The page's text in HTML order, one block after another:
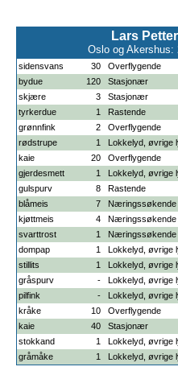
Lars
Oslo og Akershus:
sidensvans 30 Overflygende
bydue
120 Stasjonær
skjære
3 Stasjonær
tyrkerdue
1 Rastende
grønnfink
2 Overflygende
rødstrupe
1 Lokkelyd, øvrige
kaie
20 Overflygende
gjerdesmett
1 Lokkelyd, øvrige
gulspurv
8 Rastende
blåmeis
7 Næringssøkende
kjøttmeis
4 Næringssøkende
svarttrost
1 Næringssøkende
dompap
1 Lokkelyd, øvrige
stillits
1 Lokkelyd, øvrige
gråspurv
- Lokkelyd, øvrige
pilfink
- Lokkelyd, øvrige
kråke
10 Overflygende
kaie
40 Stasjonær
stokkand
1 Lokkelyd, øvrige
gråmåke
1 Lokkelyd, øvrige